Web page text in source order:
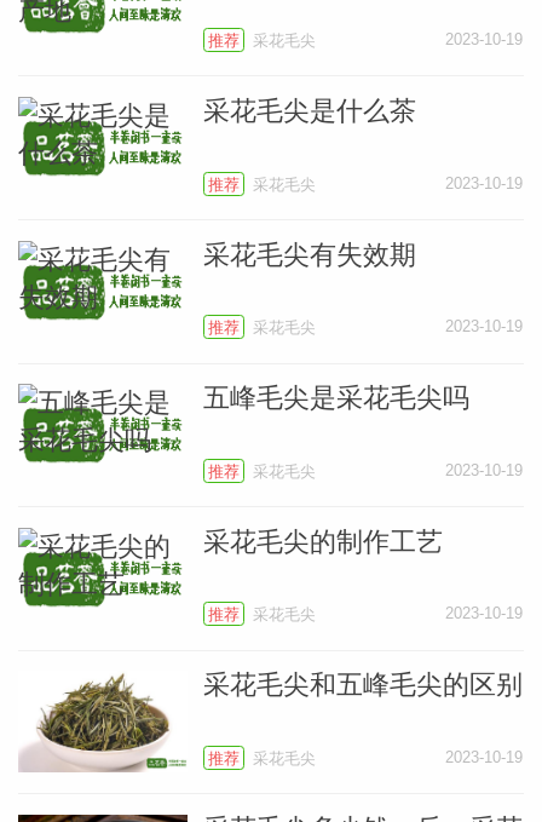
推荐 采花毛尖 2023-10-19
采花毛尖是什么茶
推荐 采花毛尖 2023-10-19
采花毛尖有失效期
推荐 采花毛尖 2023-10-19
五峰毛尖是采花毛尖吗
推荐 采花毛尖 2023-10-19
采花毛尖的制作工艺
推荐 采花毛尖 2023-10-19
采花毛尖和五峰毛尖的区别
推荐 采花毛尖 2023-10-19